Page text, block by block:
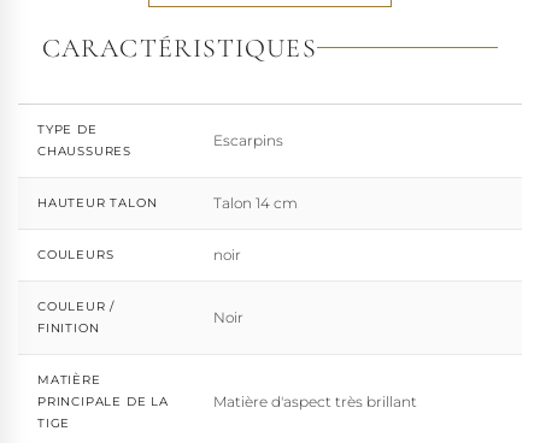
devrait jamais se réduire à une question de centimètres, la
marque défend une idée simple : permettre à chacun
d'exprimer, sans contrainte, qui il veut être.
CARACTÉRISTIQUES
TYPE DE
CHAUSSURES
Escarpins
HAUTEUR TALON Talon 14 cm
COULEURS noir
COULEUR /
FINITION
Noir
MATIÈRE
PRINCIPALE DE LA
TIGE
Matière d'aspect très brillant